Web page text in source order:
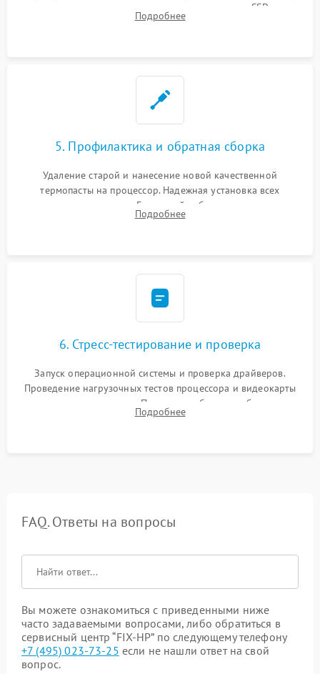
видеокарты, процессора или установка нового SSD для
восстановления и повышения скорости работы системы.
Подробнее
5. Профилактика и обратная сборка
Удаление старой и нанесение новой качественной
термопасты на процессор. Надежная установка всех
комплектующих в слоты. Грамотный кабель-менеджмент для
обеспечения правильной циркуляции воздуха внутри
Подробнее
6. Стресс-тестирование и проверка
Запуск операционной системы и проверка драйверов.
Проведение нагрузочных тестов процессора и видеокарты
для контроля температур. Проверка работоспособности всех
USB-портов, аудиовыходов и сетевого подключения.
Подробнее
FAQ. Ответы на вопросы
Вы можете ознакомиться с приведенными ниже
часто задаваемыми вопросами, либо обратиться в
сервисный центр “FIX-HP” по следующему телефону
+7 (495) 023-73-25 если не нашли ответ на свой
вопрос.